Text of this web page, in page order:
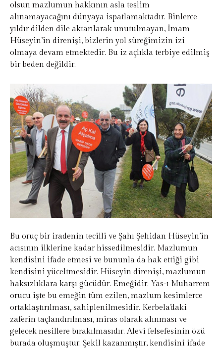
olsun mazlumun hakkının asla teslim
alınamayacağını dünyaya ispatlamaktadır. Binlerce
yıldır dilden dile aktarılarak unutulmayan, İmam
Hüseyin’in direnişi, bizlerin yol süreğimizin izi
olmaya devam etmektedir. Bu iz açlıkla terbiye edilmiş
bir beden değildir.
Bu oruç bir iradenin tecilli ve Şahı Şehidan Hüseyin’in
acısının ilklerine kadar hissedilmesidir. Mazlumun
kendisini ifade etmesi ve bununla da hak ettiği gibi
kendisini yüceltmesidir. Hüseyin direnişi, mazlumun
haksızlıklara karşı gücüdür. Emeğidir. Yas-ı Muharrem
orucu işte bu emeğin tüm ezilen, mazlum kesimlerce
ortaklaştırılması, sahiplenilmesidir. Kerbela’daki
zaferin taçlandırılması, miras olarak alınması ve
gelecek nesillere bırakılmasıdır. Alevi felsefesinin özü
burada oluşmuştur. Şekil kazanmıştır, kendisini ifade